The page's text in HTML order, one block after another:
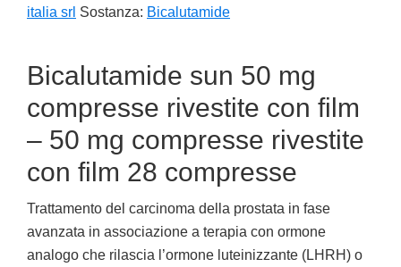
italia srl Sostanza: Bicalutamide
Bicalutamide sun 50 mg
compresse rivestite con film
– 50 mg compresse rivestite
con film 28 compresse
Trattamento del carcinoma della prostata in fase
avanzata in associazione a terapia con ormone
analogo che rilascia l’ormone luteinizzante (LHRH) o